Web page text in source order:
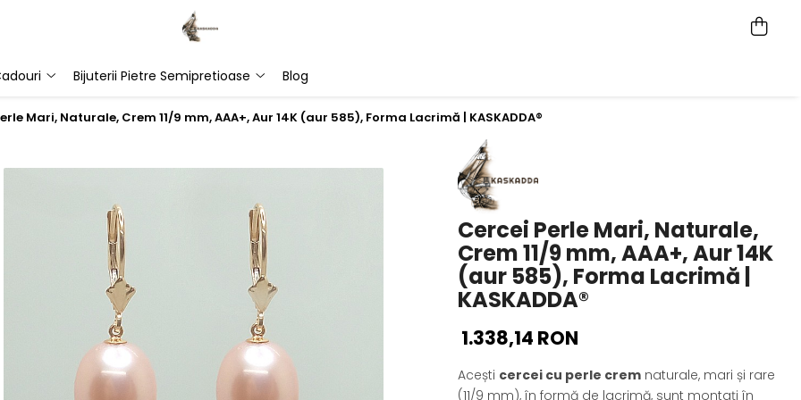
Bijuterii Pietre Semipretioase Blog
Mari, Naturale, Crem 11/9 mm, AAA+, Aur 14K (aur 585), Forma Lacrimă | KASKADDA®
Cercei Perle Mari, Naturale,
Crem 11/9 mm, AAA+, Aur 14K
(aur 585), Forma Lacrimă |
KASKADDA®
1.338,14 RON
Acești cercei cu perle crem naturale, mari și rare
(11/9 mm), în formă de lacrimă, sunt montați în